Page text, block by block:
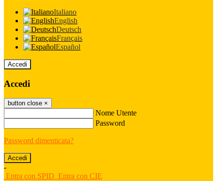
Italiano
English
Deutsch
Français
Español
Accedi
Accedi
button close ×
Nome Utente
Password
Password dimenticata?
-
Entra con SPID Entra con CIE